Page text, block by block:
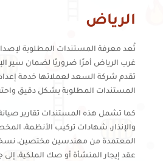
الرياض
تُعد معرفة المستندات المطلوبة
غرب الرياض أمرًا ضروريًا لضمان سير
تقدم شركة السعد لعملائها خدمة
المستندات المطلوبة بشكل دقيق
كما تشمل هذه المستندات تقارير
والإنذار، شهادات تركيب الأنظمة،
المعتمدة من مهندسين مختصين،
عقد إيجار المنشأة أو صك الملكية،